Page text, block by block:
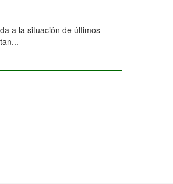
a la situación de últimos